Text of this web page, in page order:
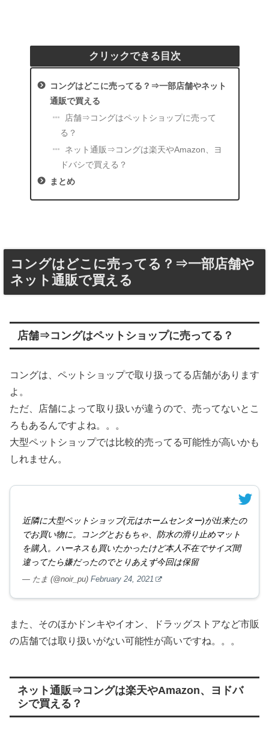
クリックできる目次
コングはどこに売ってる？⇒一部店舗やネット
通販で買える
店舗⇒コングはペットショップに売って
る？
ネット通販⇒コングは楽天やAmazon、ヨ
ドバシで買える？
まとめ
コングはどこに売ってる？⇒一部店舗や
ネット通販で買える
店舗⇒コングはペットショップに売ってる？
コングは、ペットショップで取り扱ってる店舗があります
よ。
ただ、店舗によって取り扱いが違うので、売ってないとこ
ろもあるんですよね。。。
大型ペットショップでは比較的売ってる可能性が高いかも
しれません。
近隣に大型ペットショップ(元はホームセンター)が出来たの
でお買い物に。コングとおもちゃ、防水の滑り止めマット
を購入。ハーネスも買いたかったけど本人不在でサイズ間
違ってたら嫌だったのでとりあえず今回は保留
— たま (@noir_pu) February 24, 2021
また、そのほかドンキやイオン、ドラッグストアなど市販
の店舗では取り扱いがない可能性が高いですね。。。
ネット通販⇒コングは楽天やAmazon、ヨドバ
シで買える？